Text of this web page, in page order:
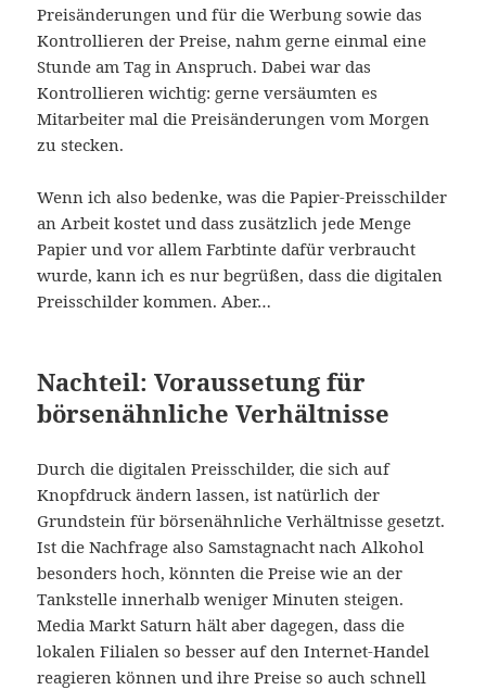
Preisänderungen und für die Werbung sowie das
Kontrollieren der Preise, nahm gerne einmal eine
Stunde am Tag in Anspruch. Dabei war das
Kontrollieren wichtig: gerne versäumten es
Mitarbeiter mal die Preisänderungen vom Morgen
zu stecken.
Wenn ich also bedenke, was die Papier-Preisschilder
an Arbeit kostet und dass zusätzlich jede Menge
Papier und vor allem Farbtinte dafür verbraucht
wurde, kann ich es nur begrüßen, dass die digitalen
Preisschilder kommen. Aber…
Nachteil: Voraussetung für
börsenähnliche Verhältnisse
Durch die digitalen Preisschilder, die sich auf
Knopfdruck ändern lassen, ist natürlich der
Grundstein für börsenähnliche Verhältnisse gesetzt.
Ist die Nachfrage also Samstagnacht nach Alkohol
besonders hoch, könnten die Preise wie an der
Tankstelle innerhalb weniger Minuten steigen.
Media Markt Saturn hält aber dagegen, dass die
lokalen Filialen so besser auf den Internet-Handel
reagieren können und ihre Preise so auch schnell